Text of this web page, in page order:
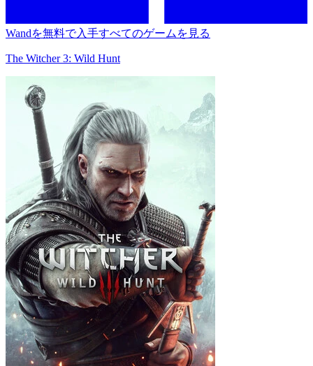
Wandを無料で入手すべてのゲームを見る
The Witcher 3: Wild Hunt